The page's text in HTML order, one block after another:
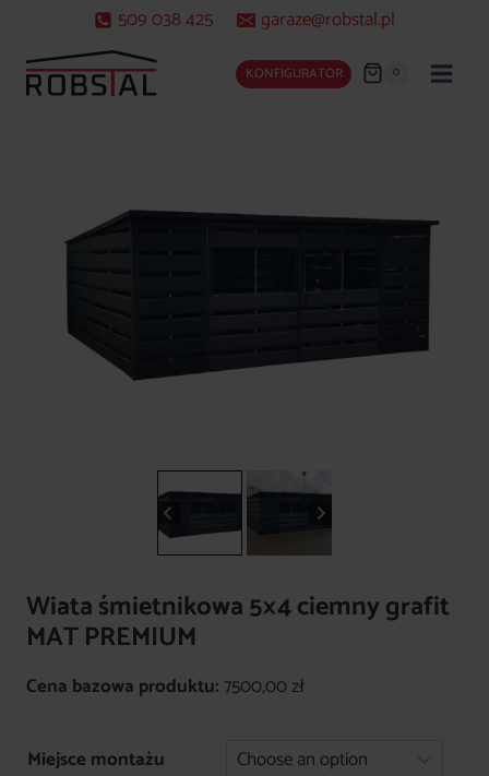
treści
509 038 425 garaze@robstal.pl
KONFIGURATOR 0
Wiata śmietnikowa 5×4 ciemny grafit
MAT PREMIUM
Cena bazowa produktu:7500,00zł
Miejsce montażu